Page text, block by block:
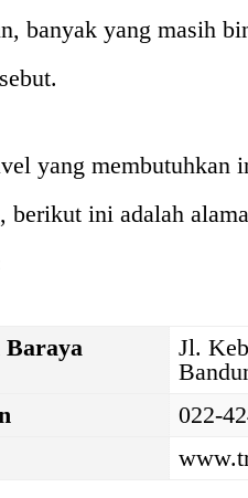
banyak yang masih
yang membutuhkan
berikut ini adalah
Jl.
022-